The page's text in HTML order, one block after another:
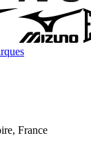
France